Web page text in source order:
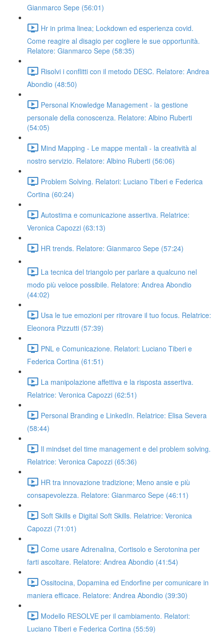
Gianmarco Sepe (56:01)
Hr in prima linea; Lockdown ed esperienza covid.
Come reagire al disagio per cogliere le sue opportunità.
Relatore: Gianmarco Sepe (58:35)
Risolvi i conflitti con il metodo DESC. Relatore: Andrea
Abondio (48:50)
Personal Knowledge Management - la gestione
personale della conoscenza. Relatore: Albino Ruberti
(54:05)
Mind Mapping - Le mappe mentali - la creatività al
nostro servizio. Relatore: Albino Ruberti (56:06)
Problem Solving. Relatori: Luciano Tiberi e Federica
Cortina (60:24)
Autostima e comunicazione assertiva. Relatrice:
Veronica Capozzi (63:13)
HR trends. Relatore: Gianmarco Sepe (57:24)
La tecnica del triangolo per parlare a qualcuno nel
modo più veloce possibile. Relatore: Andrea Abondio
(44:02)
Usa le tue emozioni per ritrovare il tuo focus. Relatrice:
Eleonora Pizzutti (57:39)
PNL e Comunicazione. Relatori: Luciano Tiberi e
Federica Cortina (61:51)
La manipolazione affettiva e la risposta assertiva.
Relatrice: Veronica Capozzi (62:51)
Personal Branding e LinkedIn. Relatrice: Elisa Severa
(58:44)
Il mindset del time management e del problem solving.
Relatrice: Veronica Capozzi (65:36)
HR tra innovazione tradizione; Meno ansie e più
consapevolezza. Relatore: Gianmarco Sepe (46:11)
Soft Skills e Digital Soft Skills. Relatrice: Veronica
Capozzi (71:01)
Come usare Adrenalina, Cortisolo e Serotonina per
farti ascoltare. Relatore: Andrea Abondio (41:54)
Ossitocina, Dopamina ed Endorfine per comunicare in
maniera efficace. Relatore: Andrea Abondio (39:30)
Modello RESOLVE per il cambiamento. Relatori:
Luciano Tiberi e Federica Cortina (55:59)